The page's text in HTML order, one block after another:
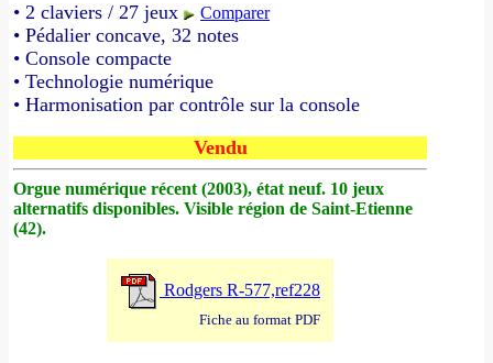
• 2 claviers / 27 jeux Comparer
• Pédalier concave, 32 notes
• Console compacte
• Technologie numérique
• Harmonisation par contrôle sur la console
Vendu
Orgue numérique récent (2003), état neuf. 10 jeux
alternatifs disponibles. Visible région de Saint-Etienne
(42).
Rodgers R-577,ref228
Fiche au format PDF